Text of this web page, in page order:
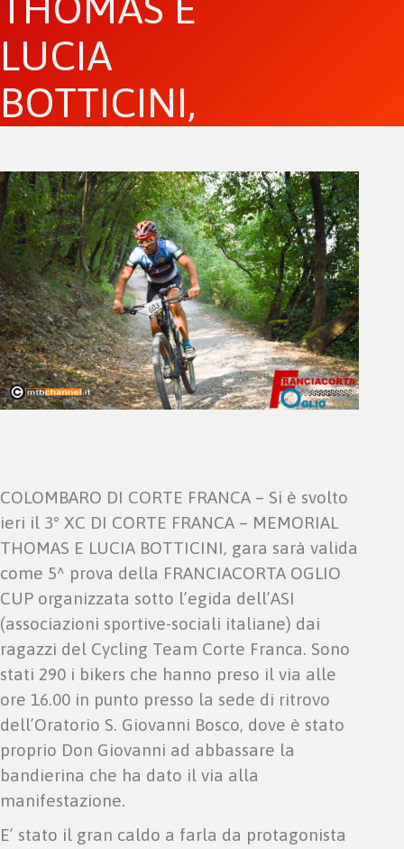
LUCIA
BOTTICINI,
COLOMBARO DI CORTE FRANCA – Si è svolto
ieri il 3° XC DI CORTE FRANCA – MEMORIAL
THOMAS E LUCIA BOTTICINI, gara sarà valida
come 5^ prova della FRANCIACORTA OGLIO
CUP organizzata sotto l’egida dell’ASI
(associazioni sportive-sociali italiane) dai
ragazzi del Cycling Team Corte Franca. Sono
stati 290 i bikers che hanno preso il via alle
ore 16.00 in punto presso la sede di ritrovo
dell’Oratorio S. Giovanni Bosco, dove è stato
proprio Don Giovanni ad abbassare la
bandierina che ha dato il via alla
manifestazione.
E’ stato il gran caldo a farla da protagonista